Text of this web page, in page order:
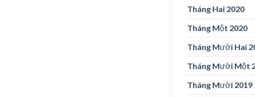
Tháng Hai 2020
Tháng Một 2020
Tháng Mười Hai
Tháng Mười Một
Tháng Mười 2019